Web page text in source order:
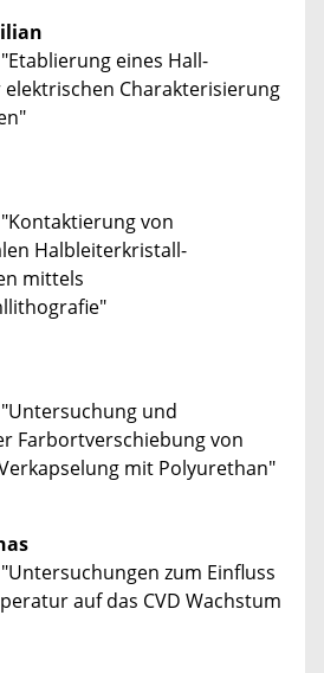
eines Hall-
elektrischen Charakterisierung
von
Halbleiterkristall-
mittels
und
Farbortverschiebung von
mit Polyurethan"
zum Einfluss
auf das CVD Wachstum